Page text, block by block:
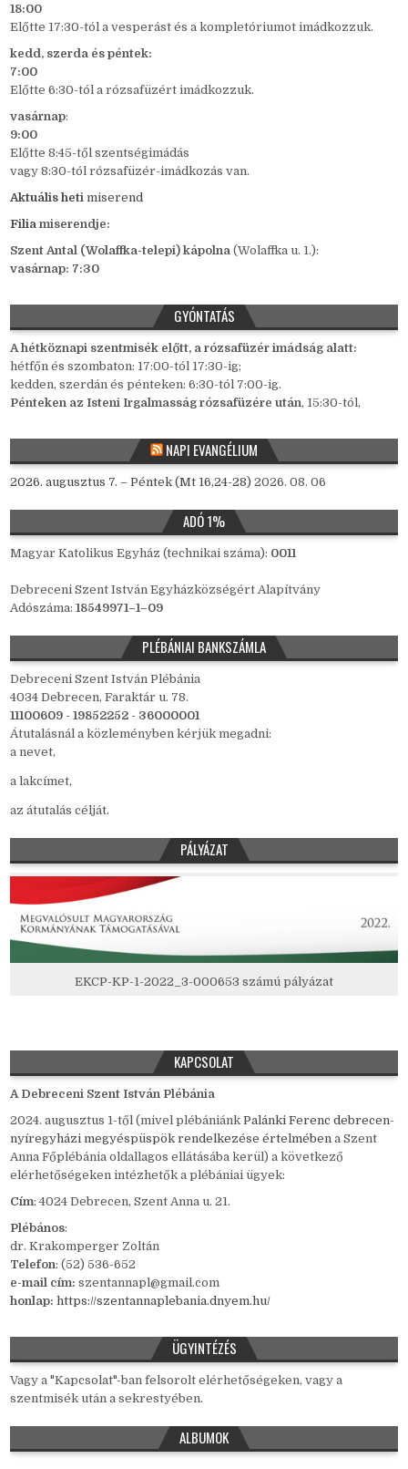
18:00
Előtte 17:30-tól a vesperást és a kompletóriumot imádkozzuk.
kedd, szerda és péntek:
7:00
Előtte 6:30-tól a rózsafüzért imádkozzuk.
vasárnap:
9:00
Előtte 8:45-től szentségimádás
vagy 8:30-tól rózsafüzér-imádkozás van.
Aktuális heti miserend
Filia miserendje:
Szent Antal (Wolaffka-telepi) kápolna (Wolaffka u. 1.):
vasárnap: 7:30
GYÓNTATÁS
A hétköznapi szentmisék előtt, a rózsafüzér imádság alatt:
hétfőn és szombaton: 17:00-tól 17:30-ig;
kedden, szerdán és pénteken: 6:30-tól 7:00-ig.
Pénteken az Isteni Irgalmasság rózsafüzére után, 15:30-tól,
NAPI EVANGÉLIUM
2026. augusztus 7. – Péntek (Mt 16,24-28) 2026. 08. 06
ADÓ 1%
Magyar Katolikus Egyház (technikai száma): 0011
Debreceni Szent István Egyházközségért Alapítvány
Adószáma:18549971–1–09
PLÉBÁNIAI BANKSZÁMLA
Debreceni Szent István Plébánia
4034 Debrecen, Faraktár u. 78.
11100609 - 19852252 - 36000001
Átutalásnál a közleményben kérjük megadni:
a nevet,
a lakcímet,
az átutalás célját.
PÁLYÁZAT
EKCP-KP-1-2022_3-000653 számú pályázat
KAPCSOLAT
A Debreceni Szent István Plébánia
2024. augusztus 1-től (mivel plébániánkPalánki Ferenc debrecen-
nyíregyházi megyéspüspök rendelkezése értelmében a Szent
Anna Főplébánia oldallagos ellátásába kerül) a következő
elérhetőségeken intézhetők a plébániai ügyek:
Cím: 4024 Debrecen, Szent Anna u. 21.
Plébános:
dr. Krakomperger Zoltán
Telefon: (52) 536-652
e-mail cím: szentannapl@gmail.com
honlap:https://szentannaplebania.dnyem.hu/
ÜGYINTÉZÉS
Vagy a "Kapcsolat"-ban felsorolt elérhetőségeken, vagy a
szentmisék után a sekrestyében.
ALBUMOK